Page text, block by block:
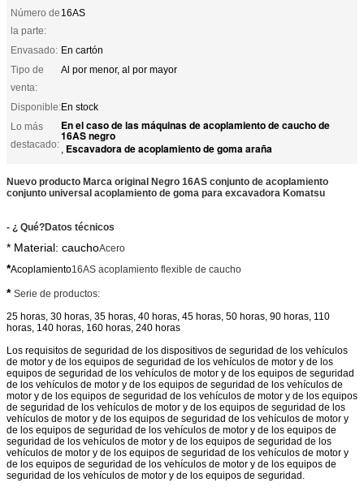
Número de
la parte:
16AS
Envasado: En cartón
Tipo de
venta:
Al por menor, al por mayor
Disponible:En stock
Lo más
destacado:
En el caso de las máquinas de acoplamiento de caucho de
16AS negro
, Escavadora de acoplamiento de goma araña
Nuevo producto Marca original Negro 16AS conjunto de acoplamiento
conjunto universal acoplamiento de goma para excavadora Komatsu
- ¿ Qué?Datos técnicos
* Material: cauchoAcero
*Acoplamiento16AS acoplamiento flexible de caucho
* Serie de productos:
25 horas, 30 horas, 35 horas, 40 horas, 45 horas, 50 horas, 90 horas, 110
horas, 140 horas, 160 horas, 240 horas
Los requisitos de seguridad de los dispositivos de seguridad de los vehículos
de motor y de los equipos de seguridad de los vehículos de motor y de los
equipos de seguridad de los vehículos de motor y de los equipos de seguridad
de los vehículos de motor y de los equipos de seguridad de los vehículos de
motor y de los equipos de seguridad de los vehículos de motor y de los equipos
de seguridad de los vehículos de motor y de los equipos de seguridad de los
vehículos de motor y de los equipos de seguridad de los vehículos de motor y
de los equipos de seguridad de los vehículos de motor y de los equipos de
seguridad de los vehículos de motor y de los equipos de seguridad de los
vehículos de motor y de los equipos de seguridad de los vehículos de motor y
de los equipos de seguridad de los vehículos de motor y de los equipos de
seguridad de los vehículos de motor y de los equipos de seguridad.